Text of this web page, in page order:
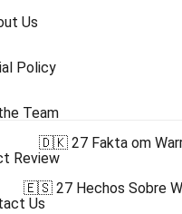
Us
Policy
Team
Review
Us
🇩🇰 27 Fakta om
🇪🇸 27 Hechos Sobre